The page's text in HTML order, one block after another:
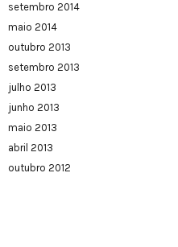
setembro 2014
maio 2014
outubro 2013
setembro 2013
julho 2013
junho 2013
maio 2013
abril 2013
outubro 2012